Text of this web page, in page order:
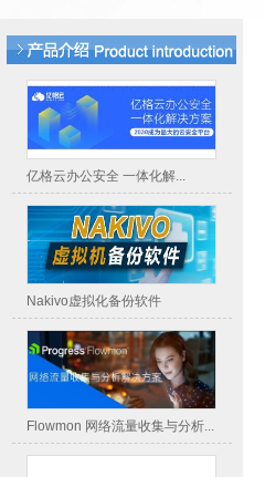
亿格云办公安全 一体化解...
Nakivo虚拟化备份软件
Flowmon 网络流量收集与分析...